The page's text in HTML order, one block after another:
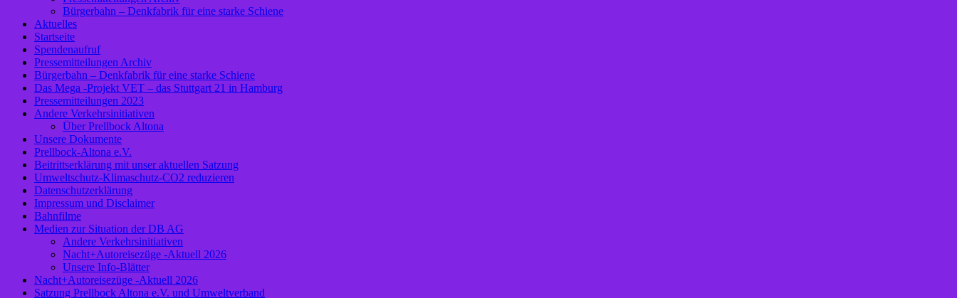
Bürgerbahn – Denkfabrik für eine starke Schiene
Aktuelles
Startseite
Spendenaufruf
Pressemitteilungen Archiv
Bürgerbahn – Denkfabrik für eine starke Schiene
Das Mega -Projekt VET – das Stuttgart 21 in Hamburg
Pressemitteilungen 2023
Andere Verkehrsinitiativen
Über Prellbock Altona
Unsere Dokumente
Prellbock-Altona e.V.
Beitrittserklärung mit unser aktuellen Satzung
Umweltschutz-Klimaschutz-CO2 reduzieren
Datenschutzerklärung
Impressum und Disclaimer
Bahnfilme
Medien zur Situation der DB AG
Andere Verkehrsinitiativen
Nacht+Autoreisezüge -Aktuell 2026
Unsere Info-Blätter
Nacht+Autoreisezüge -Aktuell 2026
Satzung Prellbock Altona e.V. und Umweltverband